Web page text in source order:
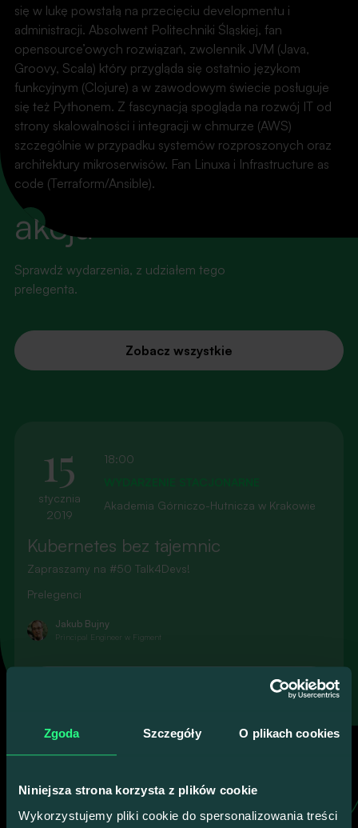
Zgoda Szczegóły O plikach cookies
Niniejsza strona korzysta z plików cookie
Wykorzystujemy pliki cookie do spersonalizowania treści
się w lukę powstałą na przecięciu developmentu i
administracji. Absolwent Politechniki Śląskiej, fan
opensource’owych rozwiązań, zwolennik JVM (Java,
Groovy, Scala) który przygląda się ostatnio językom
funkcyjnym (Clojure) a w zawodowym świecie posługuje
się też Pythonem. Z fascynacją spogląda na rozwój IT od
strony skalowalności i integracji w chmurze (AWS)
szczególnie w przypadku systemów rozproszonych oraz
architektury mikroserwisów. Fan Linuxa i Infrastructure as
code (Terraform/Ansible).
LinkedIn
WYDARZENIA
Światła, kamera,
akcja
Sprawdź wydarzenia, z udziałem tego
prelegenta.
Zobacz wszystkie
15
stycznia
2019
18:00
Akademia Górniczo-Hutnicza w Krakowie
Kubernetes bez tajemnic
Zapraszamy na #50 Talk4Devs!
Prelegenci
Jakub Bujny
Principal Engineer w Figment
Zobacz pozostałych
To oni stoją za merytoryką naszych wydarzeń.
Poznaj wszystkich